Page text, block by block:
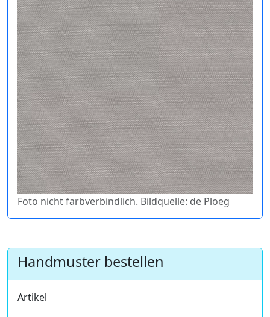
Foto nicht farbverbindlich. Bildquelle: de Ploeg
Handmuster bestellen
Artikel